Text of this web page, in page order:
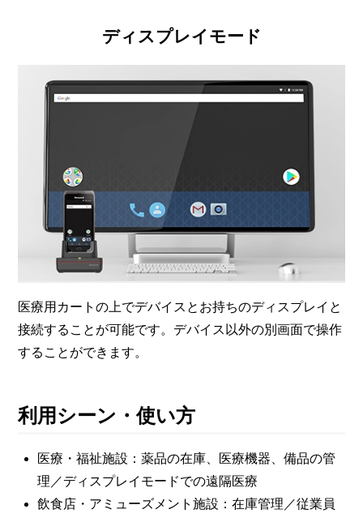
ディスプレイモード
医療用カートの上でデバイスとお持ちのディスプレイと
接続することが可能です。デバイス以外の別画面で操作
することができます。
利用シーン・使い方
医療・福祉施設：薬品の在庫、医療機器、備品の管
理／ディスプレイモードでの遠隔医療
飲食店・アミューズメント施設：在庫管理／従業員